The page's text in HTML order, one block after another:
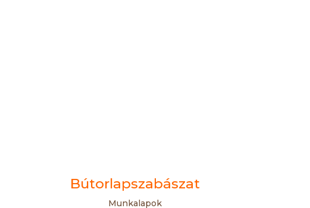
Bútorlapszabászat
Munkalapok